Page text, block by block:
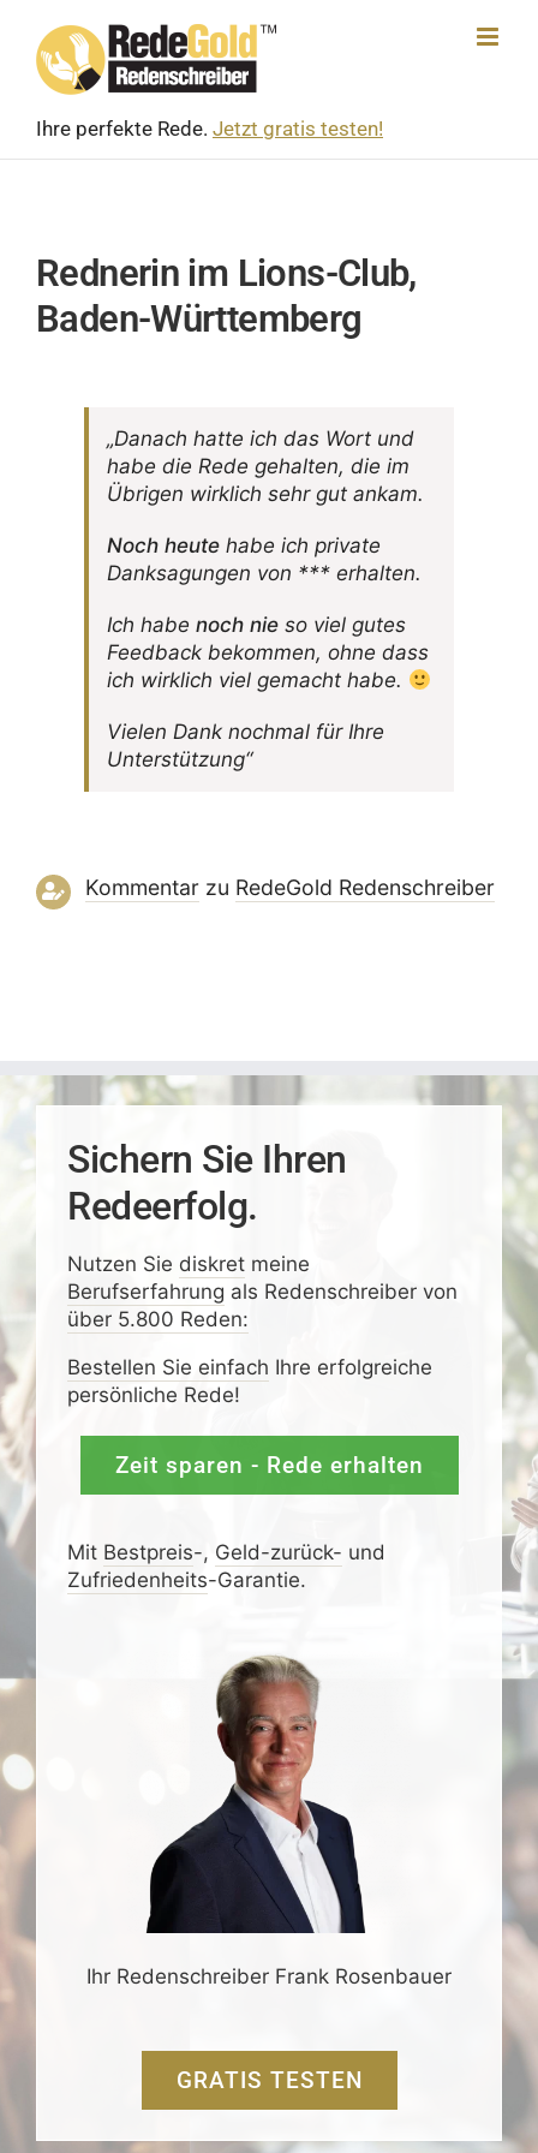
content
Ihre perfekte Rede. Jetzt gratis testen!
Rednerin im Lions-Club,
Baden-Württemberg
„Danach hatte ich das Wort und
habe die Rede gehalten, die im
Übrigen wirk­lich sehr gut ankam.
Noch heutehabe ich private
Dank­sa­gungen von *** erhalten.
Ich habe noch nieso viel gutes
Feed­back bekommen, ohne dass
ich wirk­lich viel gemacht habe.
Vielen Dank nochmal für Ihre
Unterstützung“
Kommentarzu RedeGold Reden­schreiber
Sichern Sie Ihren
Redeerfolg.
Nutzen Sie diskretmeine
Berufserfahrung als Redenschreiber von
über 5.800 Reden:
Bestellen Sie einfach Ihre erfolgreiche
persönliche Rede!
Zeit sparen - Rede erhalten
Mit Bestpreis-, Geld-zurück- und
Zufrieden­­heits-Garantie.
Ihr Redenschreiber Frank Rosenbauer
GRATIS TESTEN